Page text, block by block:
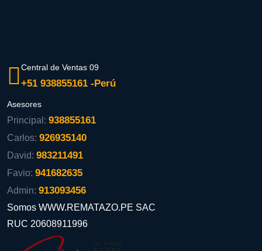
Central de Ventas 09
+51 938855161 -Perú
Asesores
Principal: 938855161
Carlos: 926935140
David: 983211491
Favio: 941682635
Admin: 913093456
Somos WWW.REMATAZO.PE SAC
RUC 20608911996